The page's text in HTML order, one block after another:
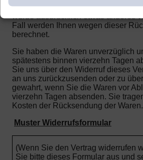
Transaktion eingesetzt haben, es
wurde ausdrücklich etwas anderes
Fall werden Ihnen wegen dieser
berechnet.
Sie haben die Waren unverzüglich
spätestens binnen vierzehn Tagen
Sie uns über den Widerruf dieses
an uns zurückzusenden oder zu
gewahrt, wenn Sie die Waren vor
vierzehn Tagen absenden. Sie
Kosten der Rücksendung der Waren.
Muster Widerrufsformular
(Wenn Sie den Vertrag widerrufen
Sie bitte dieses Formular aus und